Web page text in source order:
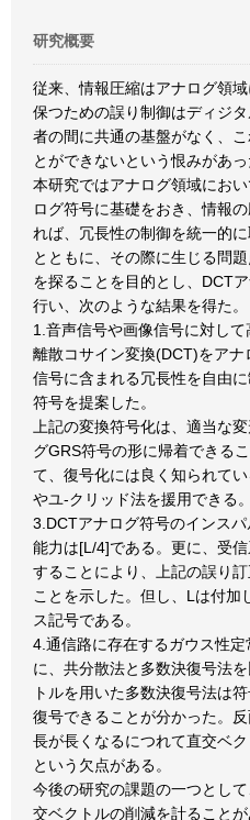
研究概要
従来、情報圧縮はアナログ領
保つための誤り制御はディジ
者の間に共通の基盤がなく、
とができないという恨みがあっ
本研究ではアナログ領域にお
ログ符号に基礎をおき、情報
れば、冗長性の制御を統一的
とともに、その際に生じる問
を探ることを目的とし、DCT
行い、次のような結果を得た。
1.音声信号や画像信号に対し
離散コサイン変換(DCT)をアナ
信号に含まれる冗長性を自由
符号を提案した。
上記の変換符号化は、適当な
グGRS符号の形に帰着できる
て、復号化には良く知られて
やユ-クリッド法を援用できる。
3.DCTアナログ符号のインス
能力は[L/4]である。更に、受
することにより、上記の誤り
ことを示した。但し、Lは付加
ス記号である。
4.通信路に存在するガウス性
に、共分散法と多数決復号法
トルを用いた多数決復号法は
復号できることが分かった。
長が長くなるにつれて直交ベ
という欠点がある。
今後の研究の課題の一つとし
交ベクトルの削減を計ることが